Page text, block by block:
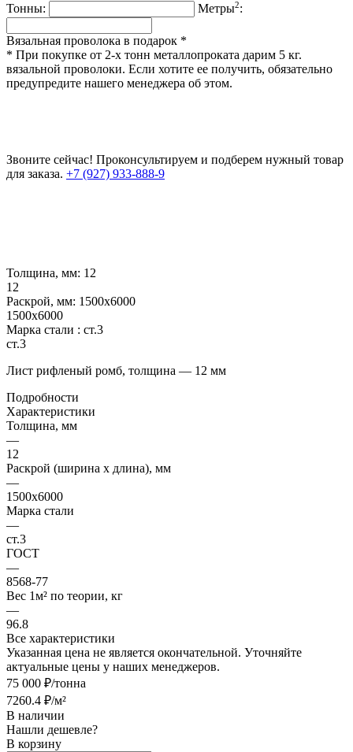
Тонны: Метры2:
Вязальная проволока в подарок *
* При покупке от 2-х тонн металлопроката дарим 5 кг.
вязальной проволоки. Если хотите ее получить, обязательно
предупредите нашего менеджера об этом.
Звоните сейчас! Проконсультируем и подберем нужный товар
для заказа. +7 (927) 933-888-9
Толщина, мм: 12
12
Раскрой, мм: 1500х6000
1500х6000
Марка стали : ст.3
ст.3
Лист рифленый ромб, толщина — 12 мм
Подробности
Характеристики
Толщина, мм
—
12
Раскрой (ширина х длина), мм
—
1500х6000
Марка стали
—
ст.3
ГОСТ
—
8568-77
Вес 1м² по теории, кг
—
96.8
Все характеристики
Указанная цена не является окончательной. Уточняйте
актуальные цены у наших менеджеров.
75 000 ₽/тонна
7260.4 ₽/м²
В наличии
Нашли дешевле?
В корзину